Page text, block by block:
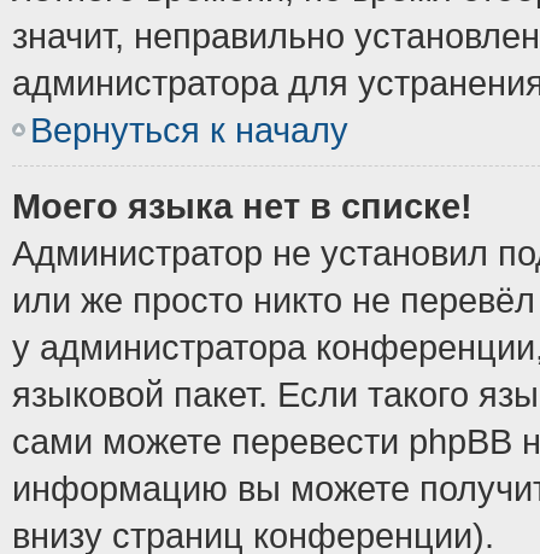
значит, неправильно
администратора для
Вернуться к началу
Моего языка нет в списке!
Администратор не установил
или же просто никто не
у администратора
языковой пакет. Если такого
сами можете перевести phpBB
информацию вы можете
внизу страниц конференции).